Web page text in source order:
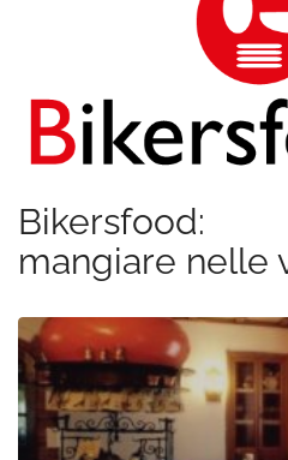
Bikersfood:
mangiare nelle